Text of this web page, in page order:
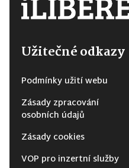
Užitečné odkazy
Podmínky užití webu
Zásady zpracování
osobních údajů
Zásady cookies
VOP pro inzertní služby